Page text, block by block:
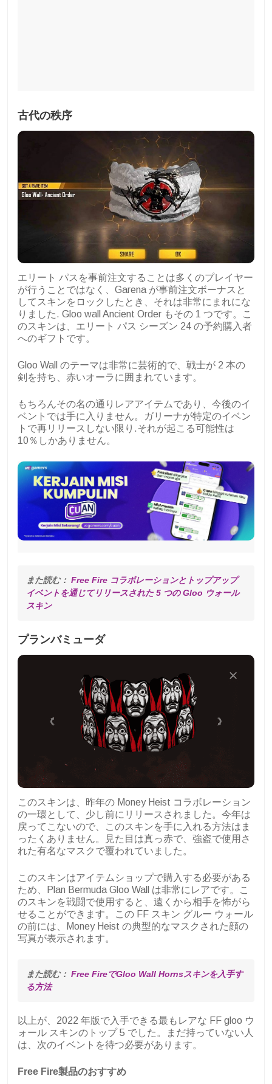
古代の秩序
エリート パスを事前注文することは多くのプレイヤー
が行うことではなく、Garena が事前注文ボーナスと
してスキンをロックしたとき、それは非常にまれにな
りました. Gloo wall Ancient Order もその 1 つです。こ
のスキンは、エリート パス シーズン 24 の予約購入者
へのギフトです。
Gloo Wall のテーマは非常に芸術的で、戦士が 2 本の
剣を持ち、赤いオーラに囲まれています。
もちろんその名の通りレアアイテムであり、今後のイ
ベントでは手に入りません。ガリーナが特定のイベン
トで再リリースしない限り.それが起こる可能性は
10％しかありません。
また読む： Free Fire コラボレーションとトップアップ
イベントを通じてリリースされた 5 つの Gloo ウォール
スキン
プランバミューダ
このスキンは、昨年の Money Heist コラボレーション
の一環として、少し前にリリースされました。今年は
戻ってこないので、このスキンを手に入れる方法はま
ったくありません。見た目は真っ赤で、強盗で使用さ
れた有名なマスクで覆われていました。
このスキンはアイテムショップで購入する必要がある
ため、Plan Bermuda Gloo Wall は非常にレアです。こ
のスキンを戦闘で使用すると、遠くから相手を怖がら
せることができます。この FF スキン グルー ウォール
の前には、Money Heist の典型的なマスクされた顔の
写真が表示されます。
また読む： Free FireでGloo Wall Hornsスキンを入手す
る方法
以上が、2022 年版で入手できる最もレアな FF gloo ウ
ォール スキンのトップ 5 でした。まだ持っていない人
は、次のイベントを待つ必要があります。
Free Fire製品のおすすめ